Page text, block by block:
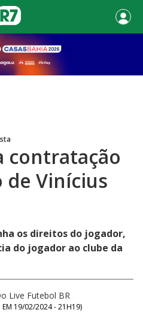
contratação
Vinícius
os direitos do jogador,
do jogador ao clube da
Live Futebol BR
19/02/2024 - 21H19)